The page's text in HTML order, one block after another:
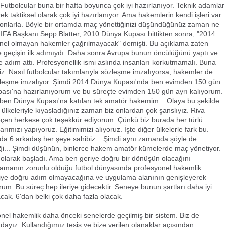
buna bir hafta boyunca çok iyi hazırlanıyor. Teknik adamlar
taktiksel olarak çok iyi hazırlanıyor. Ama hakemlerin kendi işleri var
Böyle bir ortamda maç yönettiğinizi düşündüğünüz zaman ne
Başkanı Sepp Blatter, 2010 Dünya Kupası bittikten sonra, "2014
olmayan hakemler çağrılmayacak" demişti. Bu açıklama zaten
ilk adımıydı. Daha sonra Avrupa bunun öncülüğünü yaptı ve
attı. Profesyonellik ismi aslında insanları korkutmamalı. Buna
Nasıl futbolcular takımlarıyla sözleşme imzalıyorsa, hakemler de
imzalıyor. Şimdi 2014 Dünya Kupası'nda ben evimden 150 gün
hazırlanıyorum ve bu süreçte evimden 150 gün ayrı kalıyorum.
Dünya Kupası'na katılan tek amatör hakemim... Olaya bu şekilde
kıyasladığınız zaman biz onlardan çok şanslıyız. Riva
herkese çok teşekkür ediyorum. Çünkü biz burada her türlü
yapıyoruz. Eğitimimizi alıyoruz. İşte diğer ülkelerle fark bu.
6 arkadaş her şeye sahibiz... Şimdi aynı zamanda şöyle de
Şimdi düşünün, binlerce hakem amatör kümelerde maç yönetiyor.
başladı. Ama ben geriye doğru bir dönüşün olacağını
zorunlu olduğu futbol dünyasında profesyonel hakemlik
doğru adım olmayacağına ve uygulama alanının genişleyerek
Bu süreç hep ileriye gidecektir. Seneye bunun şartları daha iyi
6'dan belki çok daha fazla olacak.
hakemlik daha önceki senelerde geçilmiş bir sistem. Biz de
Kullandığımız tesis ve bize verilen olanaklar açısından